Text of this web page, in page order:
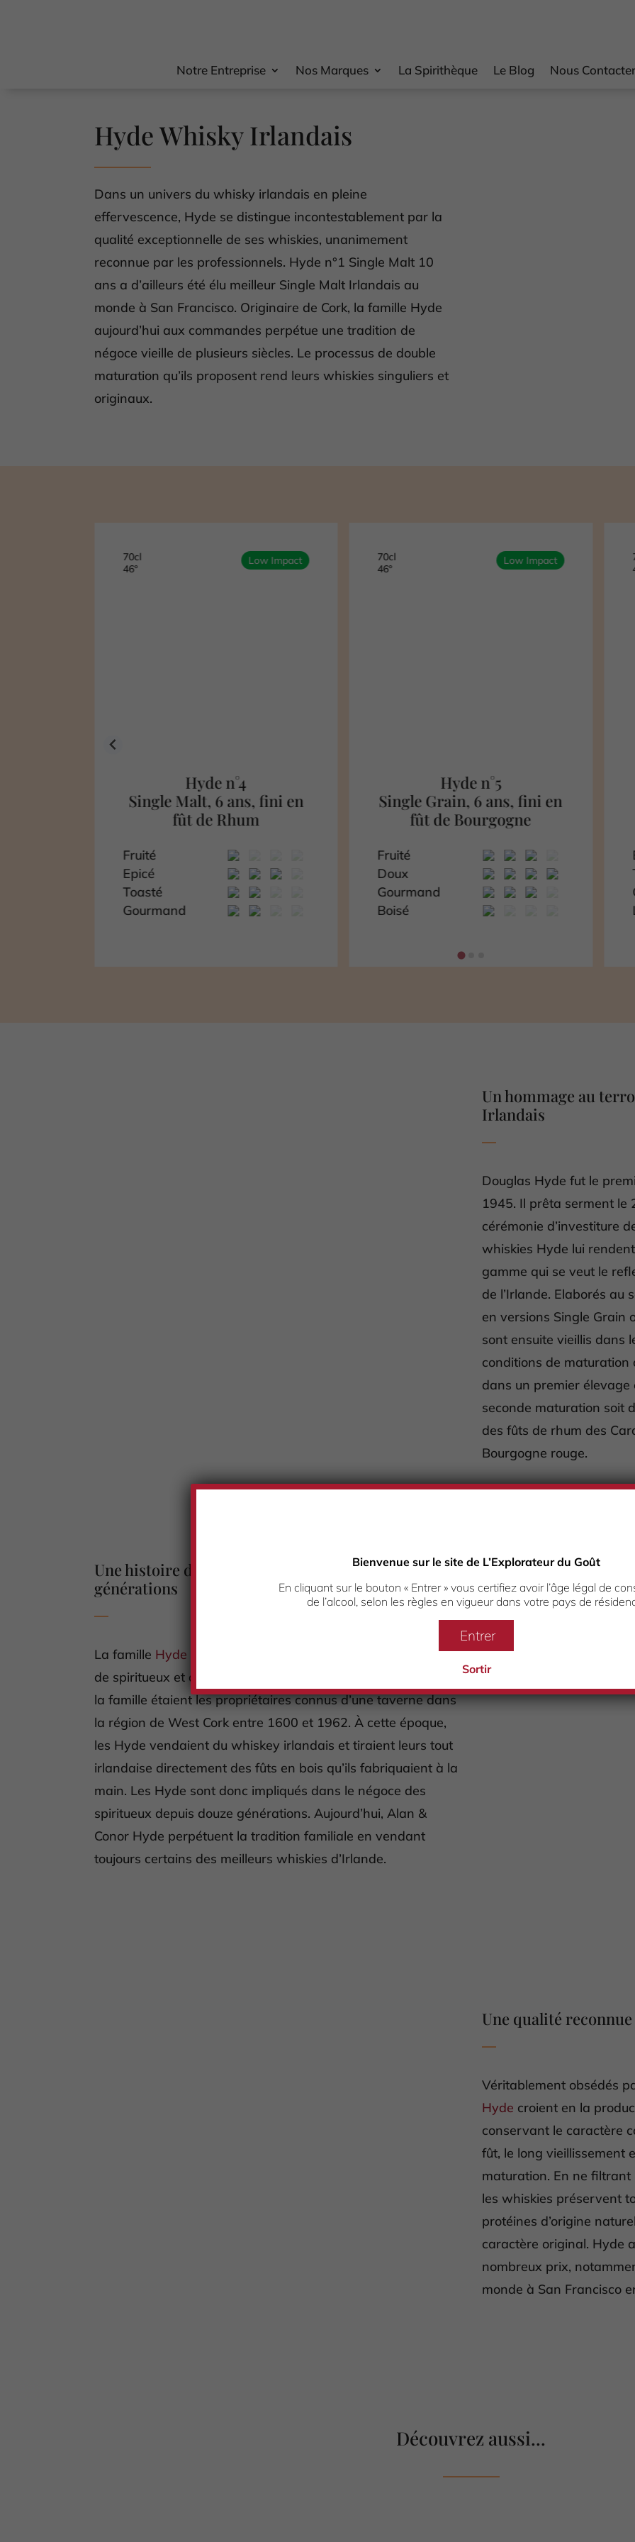
Notre Entreprise Nos Marques La Spirithèque Le Blog Nous Contacter
Hyde Whisky Irlandais
Dans un univers du whisky irlandais en pleine
effervescence, Hyde se distingue incontestablement par la
qualité exceptionnelle de ses whiskies, unanimement
reconnue par les professionnels. Hyde n°1 Single Malt 10
ans a d’ailleurs été élu meilleur Single Malt Irlandais au
monde à San Francisco. Originaire de Cork, la famille Hyde
aujourd’hui aux commandes perpétue une tradition de
négoce vieille de plusieurs siècles. Le processus de double
maturation qu’ils proposent rend leurs whiskies singuliers et
originaux.
70cl
46°
Low Impact
Hyde n°4
Single Malt, 6 ans, fini en
fût de Rhum
Fruité
Epicé
Toasté
Gourmand
70cl
46°
Low Impact
Hyde n°5
Single Grain, 6 ans, fini en
fût de Bourgogne
Fruité
Doux
Gourmand
Boisé
Un hommage au
Irlandais
Douglas Hyde fut le
1945. Il prêta serment le
cérémonie d’investiture
whiskies Hyde lui
gamme qui se veut le
de l’Irlande. Elaborés au
en versions Single Grain
sont ensuite vieillis dans
conditions de maturation
dans un premier
seconde maturation soit
des fûts de rhum des
Bourgogne rouge.
Une histoire du Whisky irlandais qui remonte à 12
générations
La famille Hyde compte une longue tradition dans le négoce
de spiritueux et de Whisky irlandais puisque les membres de
la famille étaient les propriétaires connus d’une taverne dans
la région de West Cork entre 1600 et 1962. À cette époque,
les Hyde vendaient du whiskey irlandais et tiraient leurs tout
irlandaise directement des fûts en bois qu’ils fabriquaient à la
main. Les Hyde sont donc impliqués dans le négoce des
spiritueux depuis douze générations. Aujourd’hui, Alan &
Conor Hyde perpétuent la tradition familiale en vendant
toujours certains des meilleurs whiskies d’Irlande.
Une qualité
Véritablement obsédés
Hyde croient en la
conservant le caractère
fût, le long vieillissement
maturation. En ne filtrant
les whiskies préservent
protéines d’origine
caractère original. Hyde
nombreux prix,
monde à San Francisco
Découvrez aussi...
Bienvenue sur le site de L’Explorateur du Goût
En cliquant sur le bouton « Entrer » vous certifiez avoir l’âge légal de
de l’alcool, selon les règles en vigueur dans votre pays de
Entrer
Sortir